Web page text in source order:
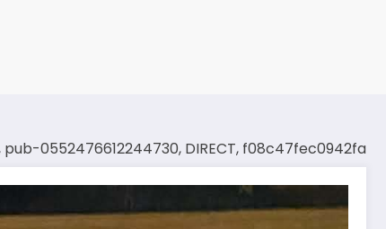
0552476612244730, DIRECT, f08c47fec0942fa